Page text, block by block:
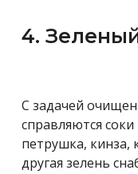
4.
С задачей
справляются
петрушка, кинза,
другая зелень